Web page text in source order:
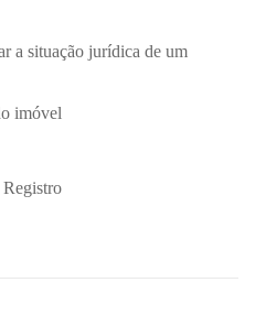
a situação jurídica de um
imóvel